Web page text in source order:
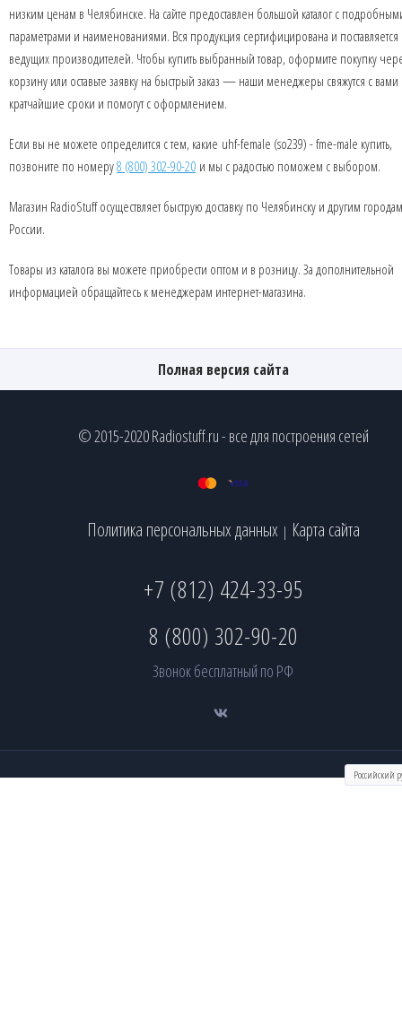
низким ценам в Челябинске. На сайте предоставлен большой каталог с
параметрами и наименованиями. Вся продукция сертифицирована и поставляется
ведущих производителей. Чтобы купить выбранный товар, оформите покупку
корзину или оставьте заявку на быстрый заказ — наши менеджеры свяжутся с вами
кратчайшие сроки и помогут с оформлением.
Если вы не можете определится с тем, какие uhf-female (so239) - fme-male купить,
позвоните по номеру8 (800) 302-90-20 и мы с радостью поможем с выбором.
Магазин RadioStuff осуществляет быструю доставку по Челябинску и другим городам
России.
Товары из каталога вы можете приобрести оптом и в розницу. За дополнительной
информацией обращайтесь к менеджерам интернет-магазина.
Полная версия сайта
© 2015-2020 Radiostuff.ru - все для построения сетей
Политика персональных данных | Карта сайта
+7 (812) 424-33-95
8 (800) 302-90-20
Звонок бесплатный по РФ